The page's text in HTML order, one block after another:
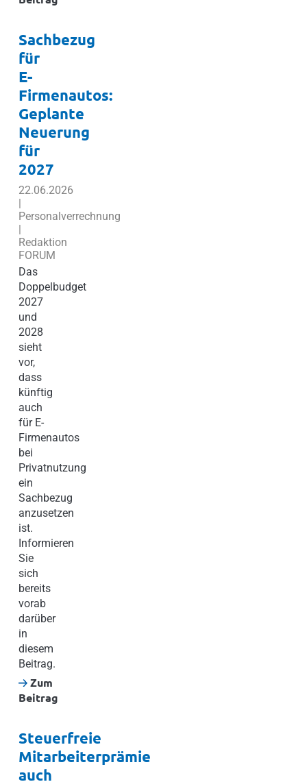
Sachbezug
für
E-
Firmenautos:
Geplante
Neuerung
für
2027
22.06.2026
|
Personalverrechnung
|
Redaktion
FORUM
Das
Doppelbudget
2027
und
2028
sieht
vor,
dass
künftig
auch
für E-
Firmenautos
bei
Privatnutzung
ein
Sachbezug
anzusetzen
ist.
Informieren
Sie
sich
bereits
vorab
darüber
in
diesem
Beitrag.
Zum
Beitrag
Steuerfreie
Mitarbeiterprämie
auch